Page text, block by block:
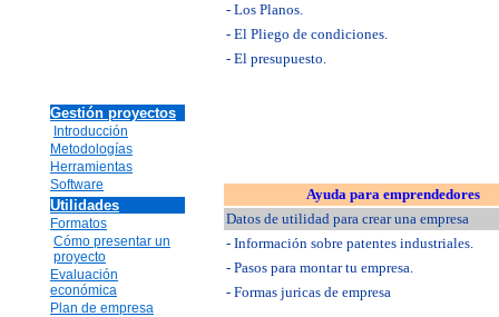
Gestión proyectos
Introducción
Metodologías
Herramientas
Software
Utilidades
Formatos
Cómo presentar un
proyecto
Evaluación
económica
Plan de empresa
- Los Planos.
- El Pliego de condiciones.
- El presupuesto.
Ayuda para emprendedores
Datos de utilidad para crear una empresa
- Información sobre patentes industriales.
- Pasos para montar tu empresa.
- Formas juricas de empresa